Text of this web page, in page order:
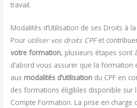
travail.
Modalités d’Utilisation de ses Droits à
Pour utiliser vos droits CPFet
votre formation, plusieurs étapes sont
d’abord vous assurer que la formation
aux modalités d’utilisation du CPF en
des formations éligibles disponible sur
Compte Formation. La prise en